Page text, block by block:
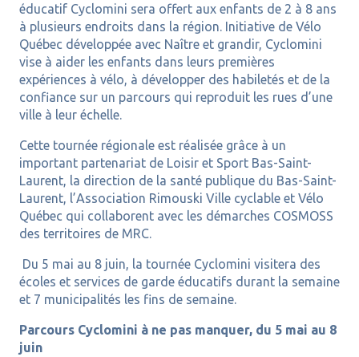
éducatif Cyclomini sera offert aux enfants de 2 à 8 ans
à plusieurs endroits dans la région. Initiative de Vélo
Québec développée avec Naître et grandir, Cyclomini
vise à aider les enfants dans leurs premières
expériences à vélo, à développer des habiletés et de la
confiance sur un parcours qui reproduit les rues d’une
ville à leur échelle.
Cette tournée régionale est réalisée grâce à un
important partenariat de Loisir et Sport Bas-Saint-
Laurent, la direction de la santé publique du Bas-Saint-
Laurent, l’Association Rimouski Ville cyclable et Vélo
Québec qui collaborent avec les démarches COSMOSS
des territoires de MRC.
Du 5 mai au 8 juin, la tournée Cyclomini visitera des
écoles et services de garde éducatifs durant la semaine
et 7 municipalités les fins de semaine.
Parcours Cyclomini à ne pas manquer, du 5 mai au 8
juin